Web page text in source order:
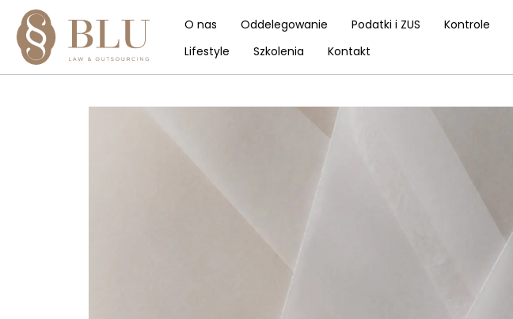
O nas Oddelegowanie Podatki i ZUS Kontrole
Lifestyle
Szkolenia Kontakt